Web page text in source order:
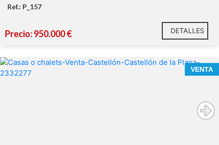
habitatge
Ref.: P_157
Precio: 950.000 € DETALLES
VENTA